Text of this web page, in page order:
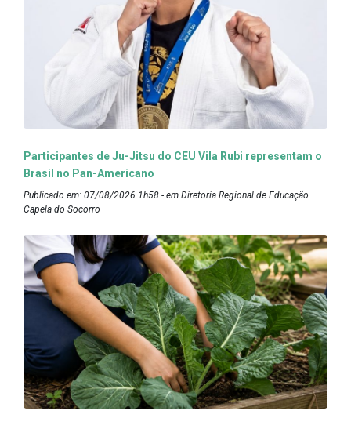
Participantes de Ju-Jitsu do CEU Vila Rubi representam o
Brasil no Pan-Americano
Publicado em: 07/08/2026 1h58 - em Diretoria Regional de Educação
Capela do Socorro